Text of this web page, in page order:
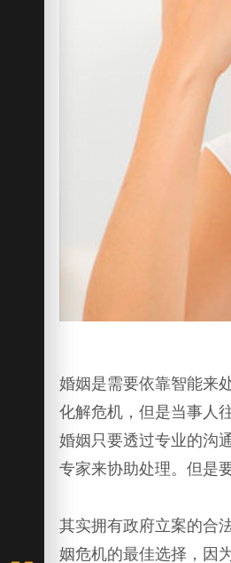
婚姻是需要依靠智能来
化解危机，但是当事人
婚姻只要透过专业的沟
专家来协助处理。但是
其实拥有政府立案的合
姻危机的最佳选择，因